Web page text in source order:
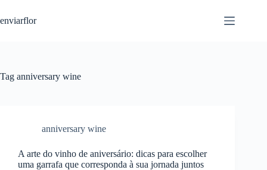
k
c
enviarflor
Tag anniversary wine
anniversary wine
A arte do vinho de aniversário: dicas para escolher
uma garrafa que corresponda à sua jornada juntos